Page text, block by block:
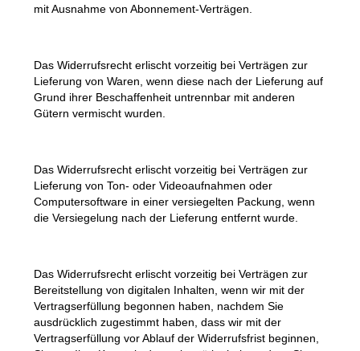
mit Ausnahme von Abonnement-Verträgen.
Das Widerrufsrecht erlischt vorzeitig bei Verträgen zur
Lieferung von Waren, wenn diese nach der Lieferung auf
Grund ihrer Beschaffenheit untrennbar mit anderen
Gütern vermischt wurden.
Das Widerrufsrecht erlischt vorzeitig bei Verträgen zur
Lieferung von Ton- oder Videoaufnahmen oder
Computersoftware in einer versiegelten Packung, wenn
die Versiegelung nach der Lieferung entfernt wurde.
Das Widerrufsrecht erlischt vorzeitig bei Verträgen zur
Bereitstellung von digitalen Inhalten, wenn wir mit der
Vertragserfüllung begonnen haben, nachdem Sie
ausdrücklich zugestimmt haben, dass wir mit der
Vertragserfüllung vor Ablauf der Widerrufsfrist beginnen,